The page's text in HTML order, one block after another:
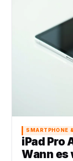
SMARTPHONE
iPad Pro
Wann